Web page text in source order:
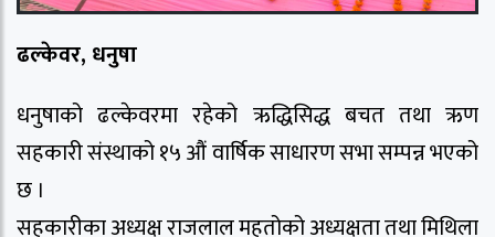
ढल्केवर, धनुषा
धनुषाको ढल्केवरमा रहेको ऋद्धिसिद्ध बचत तथा ऋण
सहकारी संस्थाको १५ औं वार्षिक साधारण सभा सम्पन्न भएको
छ ।
सहकारीका अध्यक्ष राजलाल महतोको अध्यक्षता तथा मिथिला